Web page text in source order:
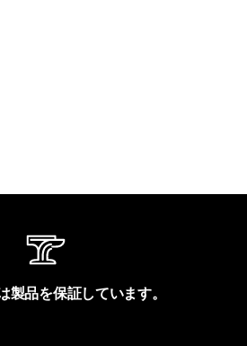
製品を保証しています。